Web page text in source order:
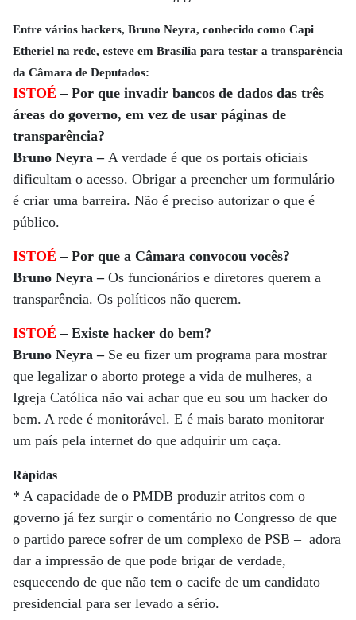
Entre vários hackers, Bruno Neyra, conhecido como Capi
Etheriel na rede, esteve em Brasília para testar a transparência
da Câmara de Deputados:
ISTOÉ – Por que invadir bancos de dados das três
áreas do governo, em vez de usar páginas de
transparência?
Bruno Neyra – A verdade é que os portais oficiais
dificultam o acesso. Obrigar a preencher um formulário
é criar uma barreira. Não é preciso autorizar o que é
público.
ISTOÉ– Por que a Câmara convocou vocês?
Bruno Neyra – Os funcionários e diretores querem a
transparência. Os políticos não querem.
ISTOÉ– Existe hacker do bem?
Bruno Neyra – Se eu fizer um programa para mostrar
que legalizar o aborto protege a vida de mulheres, a
Igreja Católica não vai achar que eu sou um hacker do
bem. A rede é monitorável. E é mais barato monitorar
um país pela internet do que adquirir um caça.
Rápidas
* A capacidade de o PMDB produzir atritos com o
governo já fez surgir o comentário no Congresso de que
o partido parece sofrer de um complexo de PSB – adora
dar a impressão de que pode brigar de verdade,
esquecendo de que não tem o cacife de um candidato
presidencial para ser levado a sério.